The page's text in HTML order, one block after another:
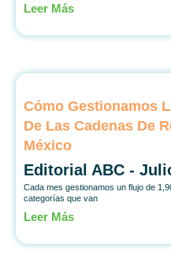
Leer Más
Cómo Gestionamos
De Las Cadenas De
México
Editorial ABC
Cada mes gestionamos un flujo de
categorías que van
Leer Más